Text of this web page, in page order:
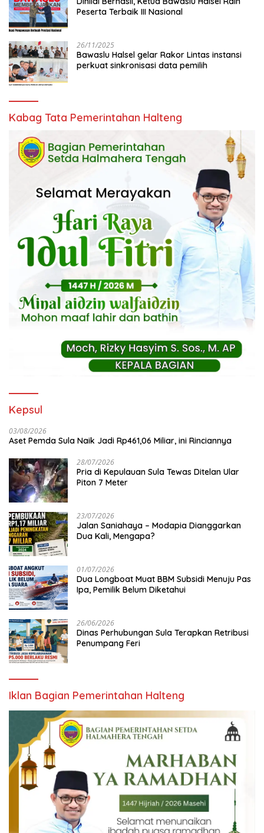
Peserta Terbaik III Nasional
26/11/2025
Bawaslu Halsel gelar Rakor Lintas instansi
perkuat sinkronisasi data pemilih
Kabag Tata Pemerintahan Halteng
Kepsul
03/08/2026
Aset Pemda Sula Naik Jadi Rp461,06 Miliar, ini Rinciannya
28/07/2026
Pria di Kepulauan Sula Tewas Ditelan Ular
Piton 7 Meter
23/07/2026
Jalan Saniahaya – Modapia Dianggarkan
Dua Kali, Mengapa?
01/07/2026
Dua Longboat Muat BBM Subsidi Menuju Pas
Ipa, Pemilik Belum Diketahui
26/06/2026
Dinas Perhubungan Sula Terapkan Retribusi
Penumpang Feri
Iklan Bagian Pemerintahan Halteng